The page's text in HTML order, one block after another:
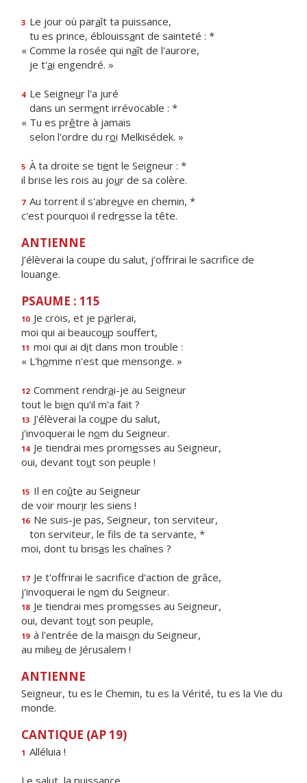
3 Le jour où paraît ta puissance,
tu es prince, éblouissant de sainteté : *
« Comme la rosée qui naît de l'aurore,
je t'ai engendré. »
4 Le Seigneur l'a juré
dans un serment irrévocable : *
« Tu es prêtre à jamais
selon l'ordre du roi Melkisédek. »
5 À ta droite se tient le Seigneur : *
il brise les rois au jour de sa colère.
7 Au torrent il s'abreuve en chemin, *
c'est pourquoi il redresse la tête.
ANTIENNE
J’élèverai la coupe du salut, j’offrirai le sacrifice de
louange.
PSAUME : 115
10 Je crois, et je parlerai,
moi qui ai beaucoup souffert,
11 moi qui ai dit dans mon trouble :
« L'homme n'est que mensonge. »
12 Comment rendrai-je au Seigneur
tout le bien qu'il m'a fait ?
13 J'élèverai la coupe du salut,
j'invoquerai le nom du Seigneur.
14 Je tiendrai mes promesses au Seigneur,
oui, devant tout son peuple !
15 Il en coûte au Seigneur
de voir mourir les siens !
16 Ne suis-je pas, Seigneur, ton serviteur,
ton serviteur, le fls de ta servante, *
moi, dont tu brisas les chaînes ?
17 Je t'offrirai le sacrifce d'action de grâce,
j'invoquerai le nom du Seigneur.
18 Je tiendrai mes promesses au Seigneur,
oui, devant tout son peuple,
19 à l'entrée de la maison du Seigneur,
au milieu de Jérusalem !
ANTIENNE
Seigneur, tu es le Chemin, tu es la Vérité, tu es la Vie du
monde.
CANTIQUE (AP 19)
1 Alléluia !
Le salut, la puissance,